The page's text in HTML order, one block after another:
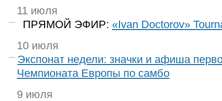
11 июля
ПРЯМОЙ ЭФИР: «Ivan Doctorov»
10 июля
Экспонат недели: значки и афиша
Чемпионата Европы по самбо
9 июля